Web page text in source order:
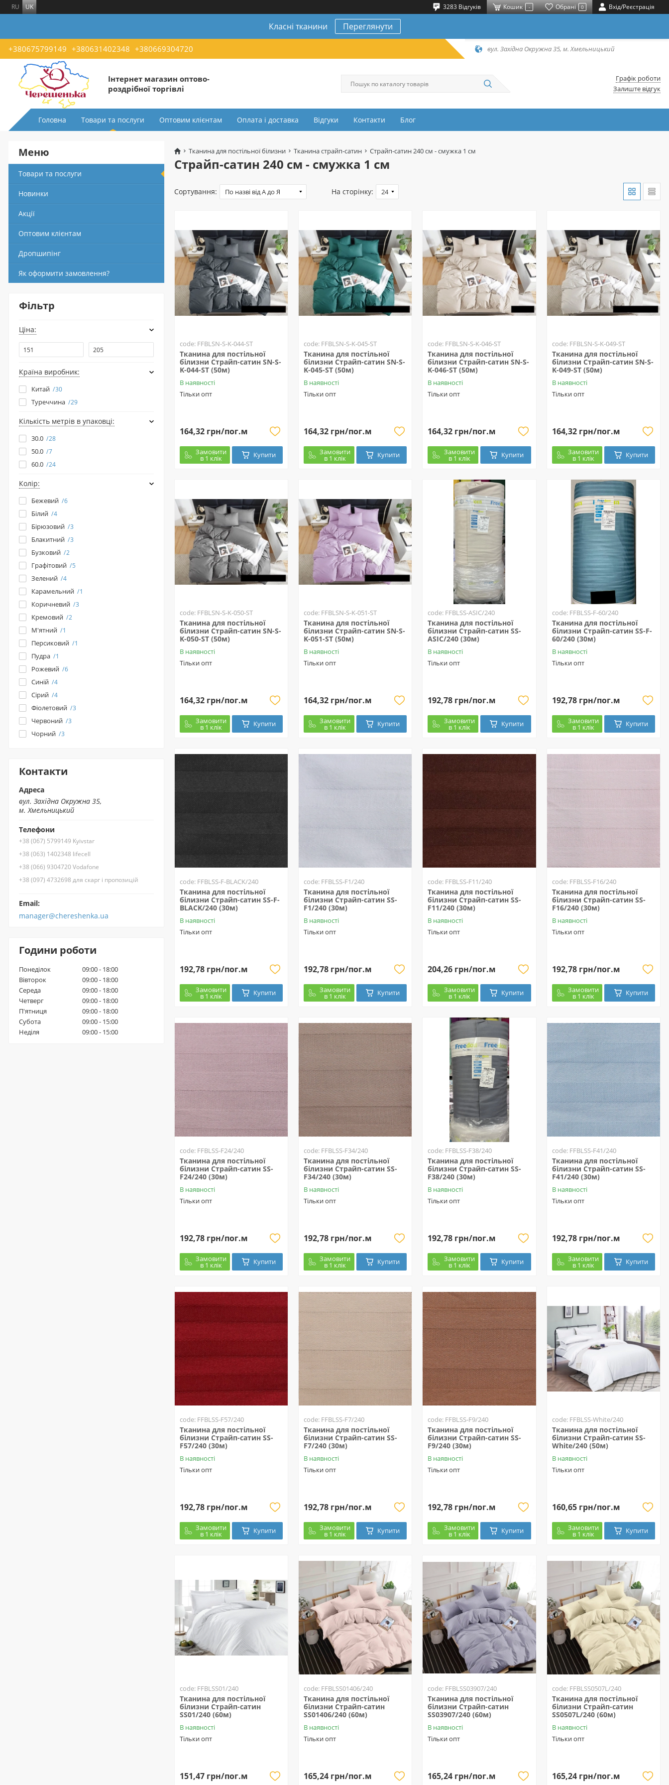
RU UK 3283 Відгуків Кошик - Обрані 0 Вхід/Реєстрація
Класні тканини Переглянути
+380675799149 +380631402348 +380669304720 вул. Західна Окружна 35, м. Хмельницький
Інтернет магазин оптово-
роздрібної торгівлі
Графік роботи
Залиште відгук
Головна Товари та послуги Оптовим клієнтам Оплата і доставка Відгуки Контакти Блог
Тканина для постільної білизни Тканина страйп-сатин Страйп-сатин 240 см - смужка 1 см
Страйп-сатин 240 см - смужка 1 см
Сортування: На сторінку:
code: FFBLSN-S-K-044-ST
Тканина для постільної
білизни Страйп-сатин SN-S-
K-044-ST (50м)
В наявності
Тільки опт
164,32 грн/пог.м
Замовити
в 1 клік Купити
code: FFBLSN-S-K-045-ST
Тканина для постільної
білизни Страйп-сатин SN-S-
K-045-ST (50м)
В наявності
Тільки опт
164,32 грн/пог.м
Замовити
в 1 клік Купити
code: FFBLSN-S-K-046-ST
Тканина для постільної
білизни Страйп-сатин SN-S-
K-046-ST (50м)
В наявності
Тільки опт
164,32 грн/пог.м
Замовити
в 1 клік Купити
code: FFBLSN-S-K-049-ST
Тканина для постільної
білизни Страйп-сатин SN-S-
K-049-ST (50м)
В наявності
Тільки опт
164,32 грн/пог.м
Замовити
в 1 клік Купити
code: FFBLSN-S-K-050-ST
Тканина для постільної
білизни Страйп-сатин SN-S-
K-050-ST (50м)
В наявності
Тільки опт
164,32 грн/пог.м
Замовити
в 1 клік Купити
code: FFBLSN-S-K-051-ST
Тканина для постільної
білизни Страйп-сатин SN-S-
K-051-ST (50м)
В наявності
Тільки опт
164,32 грн/пог.м
Замовити
в 1 клік Купити
code: FFBLSS-ASIC/240
Тканина для постільної
білизни Страйп-сатин SS-
ASIC/240 (30м)
В наявності
Тільки опт
192,78 грн/пог.м
Замовити
в 1 клік Купити
code: FFBLSS-F-60/240
Тканина для постільної
білизни Страйп-сатин SS-F-
60/240 (30м)
В наявності
Тільки опт
192,78 грн/пог.м
Замовити
в 1 клік Купити
code: FFBLSS-F-BLACK/240
Тканина для постільної
білизни Страйп-сатин SS-F-
BLACK/240 (30м)
В наявності
Тільки опт
192,78 грн/пог.м
Замовити
в 1 клік Купити
code: FFBLSS-F1/240
Тканина для постільної
білизни Страйп-сатин SS-
F1/240 (30м)
В наявності
Тільки опт
192,78 грн/пог.м
Замовити
в 1 клік Купити
code: FFBLSS-F11/240
Тканина для постільної
білизни Страйп-сатин SS-
F11/240 (30м)
В наявності
Тільки опт
204,26 грн/пог.м
Замовити
в 1 клік Купити
code: FFBLSS-F16/240
Тканина для постільної
білизни Страйп-сатин SS-
F16/240 (30м)
В наявності
Тільки опт
192,78 грн/пог.м
Замовити
в 1 клік Купити
code: FFBLSS-F24/240
Тканина для постільної
білизни Страйп-сатин SS-
F24/240 (30м)
В наявності
Тільки опт
192,78 грн/пог.м
Замовити
в 1 клік Купити
code: FFBLSS-F34/240
Тканина для постільної
білизни Страйп-сатин SS-
F34/240 (30м)
В наявності
Тільки опт
192,78 грн/пог.м
Замовити
в 1 клік Купити
code: FFBLSS-F38/240
Тканина для постільної
білизни Страйп-сатин SS-
F38/240 (30м)
В наявності
Тільки опт
192,78 грн/пог.м
Замовити
в 1 клік Купити
code: FFBLSS-F41/240
Тканина для постільної
білизни Страйп-сатин SS-
F41/240 (30м)
В наявності
Тільки опт
192,78 грн/пог.м
Замовити
в 1 клік Купити
code: FFBLSS-F57/240
Тканина для постільної
білизни Страйп-сатин SS-
F57/240 (30м)
В наявності
Тільки опт
192,78 грн/пог.м
Замовити
в 1 клік Купити
code: FFBLSS-F7/240
Тканина для постільної
білизни Страйп-сатин SS-
F7/240 (30м)
В наявності
Тільки опт
192,78 грн/пог.м
Замовити
в 1 клік Купити
code: FFBLSS-F9/240
Тканина для постільної
білизни Страйп-сатин SS-
F9/240 (30м)
В наявності
Тільки опт
192,78 грн/пог.м
Замовити
в 1 клік Купити
code: FFBLSS-White/240
Тканина для постільної
білизни Страйп-сатин SS-
White/240 (50м)
В наявності
Тільки опт
160,65 грн/пог.м
Замовити
в 1 клік Купити
code: FFBLSS01/240
Тканина для постільної
білизни Страйп-сатин
SS01/240 (60м)
В наявності
Тільки опт
151,47 грн/пог.м
code: FFBLSS01406/240
Тканина для постільної
білизни Страйп-сатин
SS01406/240 (60м)
В наявності
Тільки опт
165,24 грн/пог.м
code: FFBLSS03907/240
Тканина для постільної
білизни Страйп-сатин
SS03907/240 (60м)
В наявності
Тільки опт
165,24 грн/пог.м
code: FFBLSS0507L/240
Тканина для постільної
білизни Страйп-сатин
SS0507L/240 (60м)
В наявності
Тільки опт
165,24 грн/пог.м
Меню
Товари та послуги
Новинки
Акції
Оптовим клієнтам
Дропшипінг
Як оформити замовлення?
Фільтр
Ціна:
Країна виробник:
Китай 30
Туреччина 29
Кількість метрів в упаковці:
30.0 28
50.0 7
60.0 24
Колір:
Бежевий 6
Білий 4
Бірюзовий 3
Блакитний 3
Бузковий 2
Графітовий 5
Зелений 4
Карамельний 1
Коричневий 3
Кремовий 2
М'ятний 1
Персиковий 1
Пудра 1
Рожевий 6
Синій 4
Сірий 4
Фіолетовий 3
Червоний 3
Чорний 3
Контакти
Адреса
вул. Західна Окружна 35,
м. Хмельницький
Телефони
+38 (067) 5799149 Kyivstar
+38 (063) 1402348 lifecell
+38 (066) 9304720 Vodafone
+38 (097) 4732698 для скарг і пропозицій
Email:
manager@chereshenka.ua
Години роботи
Понеділок
09:00 - 18:00
Вівторок
09:00 - 18:00
Середа
09:00 - 18:00
Четверг
09:00 - 18:00
П'ятниця
09:00 - 18:00
Субота
09:00 - 15:00
Неділя
09:00 - 15:00